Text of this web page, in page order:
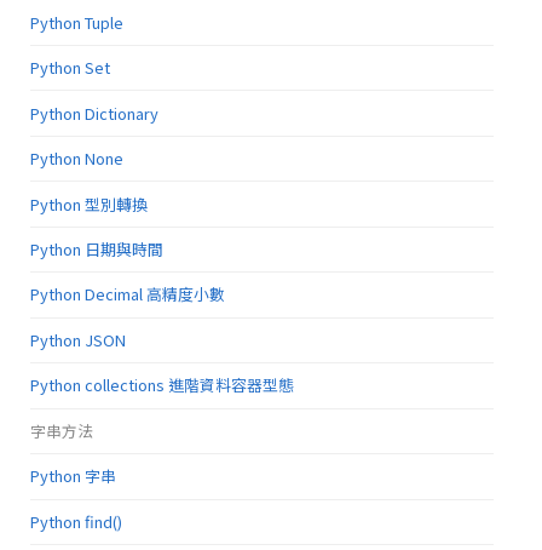
Python Tuple
Python Set
Python Dictionary
Python None
Python 型別轉換
Python 日期與時間
Python Decimal 高精度小數
Python JSON
Python collections 進階資料容器型態
字串方法
Python 字串
Python find()